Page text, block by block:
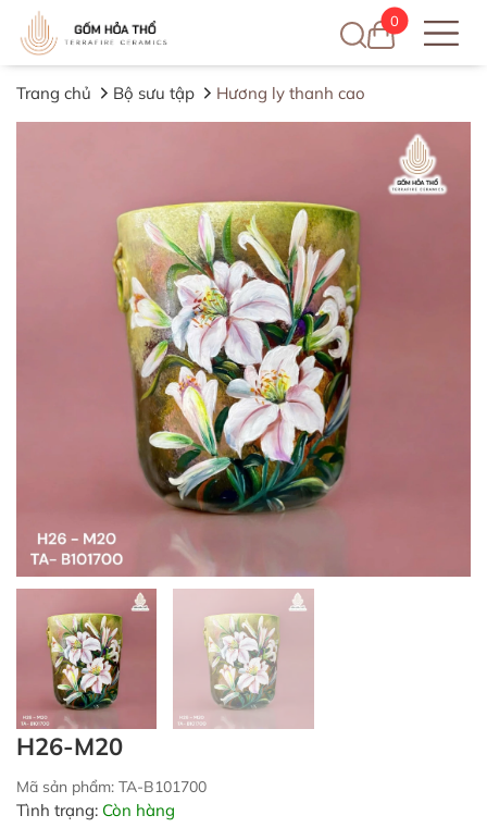
0
Trang chủ Bộ sưu tập Hương ly thanh cao
H26-M20
Mã sản phẩm: TA-B101700
Tình trạng: Còn hàng